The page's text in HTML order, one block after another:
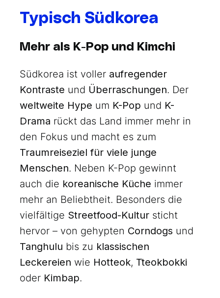
Typisch Südkorea
Mehr als K-Pop und Kimchi
Südkorea ist voller aufregender
Kontraste und Überraschungen. Der
weltweite Hype um K-Pop und K-
Drama rückt das Land immer mehr in
den Fokus und macht es zum
Traumreiseziel für viele junge
Menschen. Neben K-Pop gewinnt
auch die koreanische Küche immer
mehr an Beliebtheit. Besonders die
vielfältige Streetfood-Kultur sticht
hervor – von gehypten Corndogs und
Tanghulu bis zu klassischen
Leckereien wie Hotteok, Tteokbokki
oder Kimbap.